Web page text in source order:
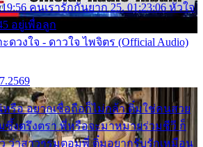
คนเรารักกันยาก 25. 01:23:06 หัวใจ
อยู่เพื่อลูก
ะดวงใจ - ดาวใจ ไพจิตร (Official Audio)
หรือ อยากเชื่อถือก็ไม่กล้า ติ๋มใช่คนสวย
ซึ้งตรึงตรา พี่หรือจะมาหมายร่วมชีวี ก็
ว่าสาวๆรุมตอมพี่ ติ๋มอยากรับรักเหมือน